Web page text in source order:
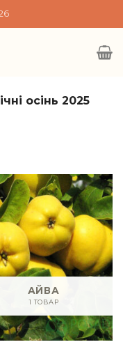
осінь 2025
АЙВА
1 ТОВАР